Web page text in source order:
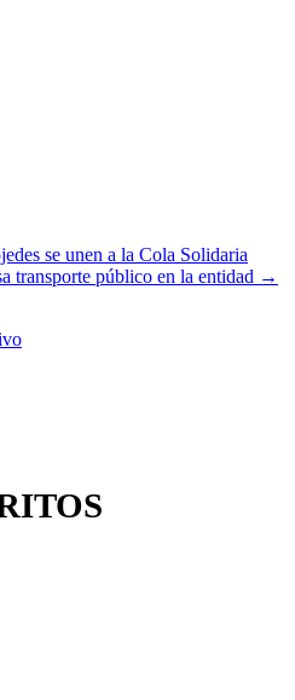
se unen a la Cola Solidaria
transporte público en la entidad →